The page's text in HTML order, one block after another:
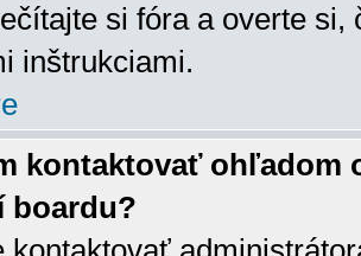
si fóra a overte
inštrukciami.
kontaktovať ohľadom
boardu?